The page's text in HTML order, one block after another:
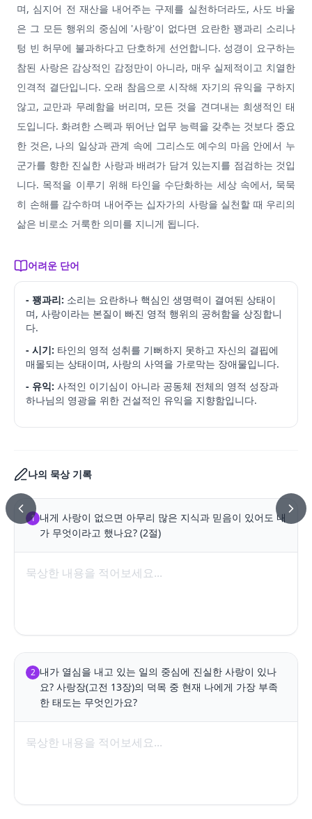
며, 심지어 전 재산을 내어주는 구제를 실천하더라도, 사도 바울
은 그 모든 행위의 중심에 '사랑'이 없다면 요란한 꽹과리 소리나
텅 빈 허무에 불과하다고 단호하게 선언합니다. 성경이 요구하는
참된 사랑은 감상적인 감정만이 아니라, 매우 실제적이고 치열한
인격적 결단입니다. 오래 참음으로 시작해 자기의 유익을 구하지
않고, 교만과 무례함을 버리며, 모든 것을 견뎌내는 희생적인 태
도입니다. 화려한 스펙과 뛰어난 업무 능력을 갖추는 것보다 중요
한 것은, 나의 일상과 관계 속에 그리스도 예수의 마음 안에서 누
군가를 향한 진실한 사랑과 배려가 담겨 있는지를 점검하는 것입
니다. 목적을 이루기 위해 타인을 수단화하는 세상 속에서, 묵묵
히 손해를 감수하며 내어주는 십자가의 사랑을 실천할 때 우리의
삶은 비로소 거룩한 의미를 지니게 됩니다.
어려운 단어
- 꽹과리: 소리는 요란하나 핵심인 생명력이 결여된 상태이
며, 사랑이라는 본질이 빠진 영적 행위의 공허함을 상징합니
다.
- 시기: 타인의 영적 성취를 기뻐하지 못하고 자신의 결핍에
매몰되는 상태이며, 사랑의 사역을 가로막는 장애물입니다.
- 유익: 사적인 이기심이 아니라 공동체 전체의 영적 성장과
하나님의 영광을 위한 건설적인 유익을 지향함입니다.
나의 묵상 기록
1 내게 사랑이 없으면 아무리 많은 지식과 믿음이 있어도 내
가 무엇이라고 했나요? (2절)
2 내가 열심을 내고 있는 일의 중심에 진실한 사랑이 있나
요? 사랑장(고전 13장)의 덕목 중 현재 나에게 가장 부족
한 태도는 무엇인가요?